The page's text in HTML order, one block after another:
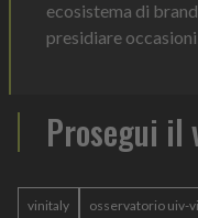
ecosistema di
presidiare
Prosegui il
vinitaly osservatorio uiv-